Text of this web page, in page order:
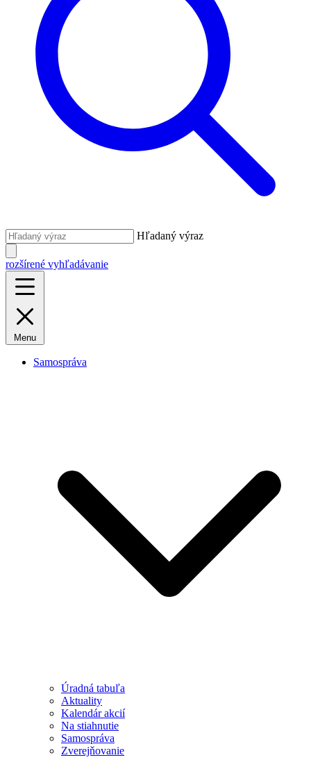
Hľadaný výraz
rozšírené vyhľadávanie
Menu
Samospráva
Úradná tabuľa
Aktuality
Kalendár akcií
Na stiahnutie
Samospráva
Zverejňovanie